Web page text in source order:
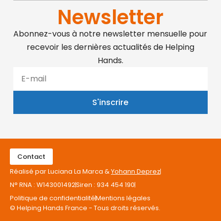
Newsletter
Abonnez-vous à notre newsletter mensuelle pour
recevoir les dernières actualités de Helping
Hands.
S'inscrire
© Helping Hands France - Tous droits réservés.
Contact
Réalisé par Luciana La Marca &Yohann Deprez
N° RNA : W143001492Siren : 934 454 190
Politique de confidentialitéMentions légales